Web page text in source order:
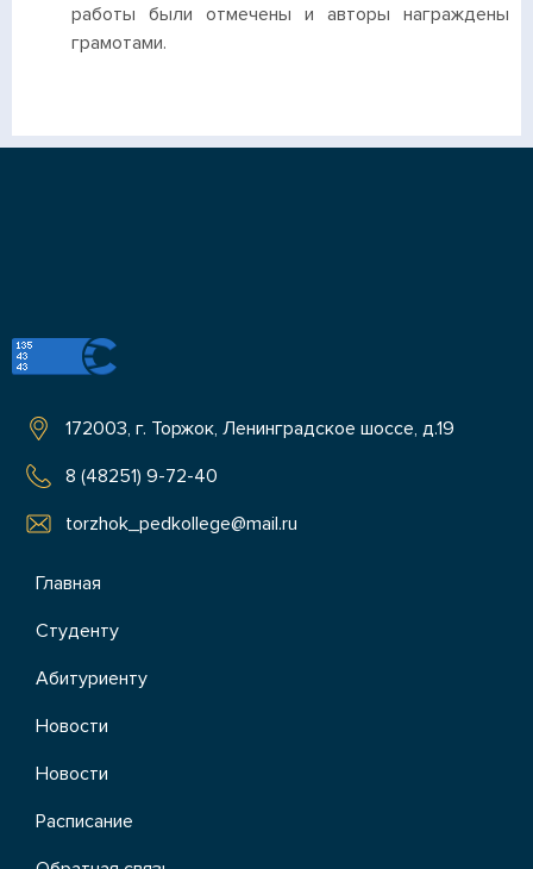
работы были отмечены и авторы награждены
грамотами.
172003, г. Торжок, Ленинградское шоссе, д.19
8 (48251) 9-72-40
torzhok_pedkollege@mail.ru
Главная
Студенту
Абитуриенту
Новости
Новости
Расписание